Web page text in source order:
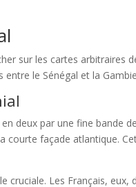
sur les cartes arbitraires
le Sénégal et la
deux par une fine bande
courte façade atlantique.
Les Français, eux,